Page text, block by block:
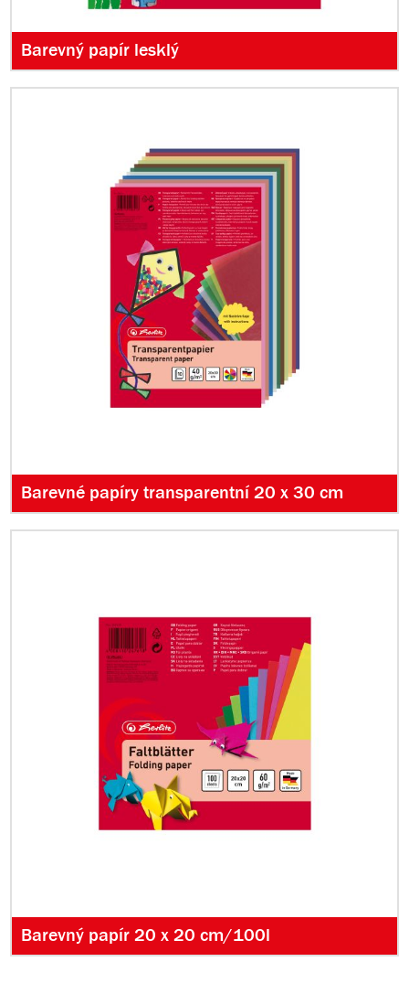
Barevný papír lesklý
Barevné papíry transparentní 20 x 30 cm
Barevný papír 20 x 20 cm/100l